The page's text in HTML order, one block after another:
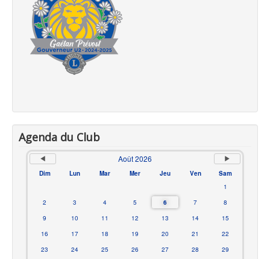
Agenda du Club
Août 2026
Dim Lun Mar Mer Jeu Ven
Sam
1
2
3 4 5 6 7
8
9
10 11 12 13 14
15
16
17 18 19 20 21
22
23
24 25 26 27 28
29